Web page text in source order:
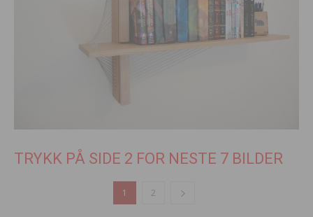
TRYKK PÅ SIDE 2 FOR NESTE 7 BILDER
1 2